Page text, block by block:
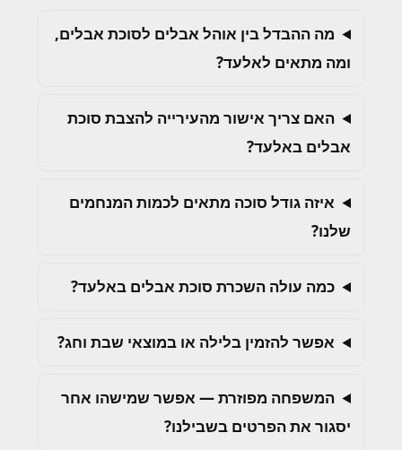
מה ההבדל בין אוהל אבלים לסוכת אבלים,
ומה מתאים לאלעד?
האם צריך אישור מהעירייה להצבת סוכת
אבלים באלעד?
איזה גודל סוכה מתאים לכמות המנחמים
שלנו?
כמה עולה השכרת סוכת אבלים באלעד?
אפשר להזמין בלילה או במוצאי שבת וחג?
המשפחה מפוזרת — אפשר שמישהו אחר
יסגור את הפרטים בשבילנו?